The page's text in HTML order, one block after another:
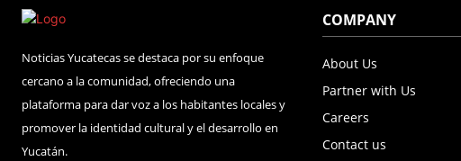
Noticias Yucatecas se destaca por su enfoque
cercano a la comunidad, ofreciendo una
plataforma para dar voz a los habitantes locales y
promover la identidad cultural y el desarrollo en
Yucatán.
COMPANY
About Us
Partner with Us
Careers
Contact us